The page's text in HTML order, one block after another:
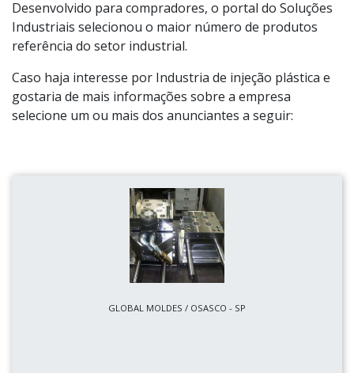
Desenvolvido para compradores, o portal do Soluções
Industriais selecionou o maior número de produtos
referência do setor industrial.
Caso haja interesse por Industria de injeção plástica e
gostaria de mais informações sobre a empresa
selecione um ou mais dos anunciantes a seguir:
GLOBAL MOLDES / OSASCO - SP